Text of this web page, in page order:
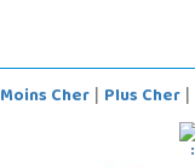
Moins Cher| Plus Cher|